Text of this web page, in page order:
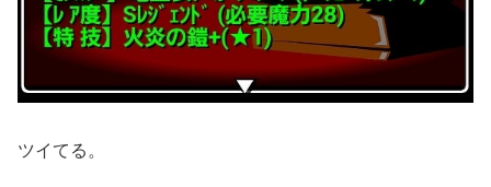
ツイてる。